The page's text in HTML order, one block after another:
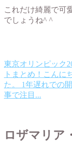
これだけ綺麗で可
でしょうね^ ^
東京オリンピック
トまとめ！ こんに
た。 1年遅れでの
事で注目...
ロザマリア